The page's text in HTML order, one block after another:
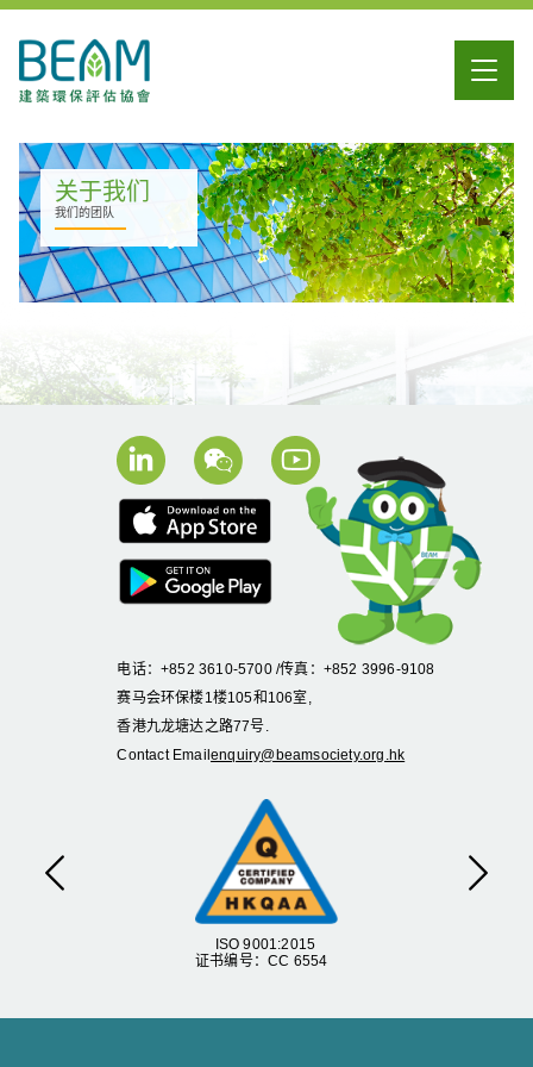
关于我们
我们的团队
ISO 9001:2015
证书编号：CC 6554
Previous Next
电话：+852 3610-5700 /传真：+852 3996-9108
赛马会环保楼1楼105和106室,
香港九龙塘达之路77号.
Contact Emailenquiry@beamsociety.org.hk